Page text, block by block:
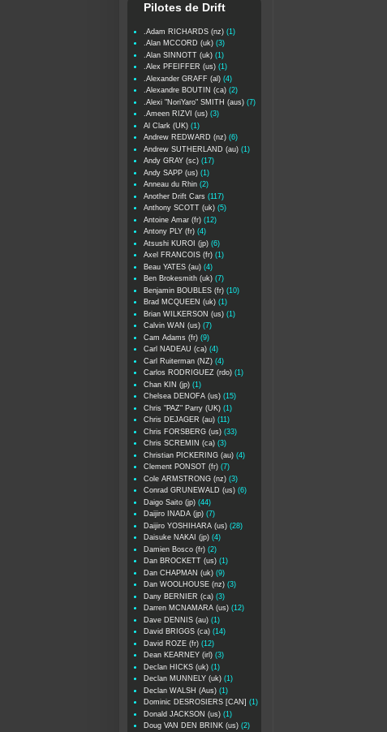
Pilotes de Drift
.Adam RICHARDS (nz) (1)
.Alan MCCORD (uk) (3)
.Alan SINNOTT (uk) (1)
.Alex PFEIFFER (us) (1)
.Alexander GRAFF (al) (4)
.Alexandre BOUTIN (ca) (2)
.Alexi "NoriYaro" SMITH (aus) (7)
.Ameen RIZVI (us) (3)
Al Clark (UK) (1)
Andrew REDWARD (nz) (6)
Andrew SUTHERLAND (au) (1)
Andy GRAY (sc) (17)
Andy SAPP (us) (1)
Anneau du Rhin (2)
Another Drift Cars (117)
Anthony SCOTT (uk) (5)
Antoine Amar (fr) (12)
Antony PLY (fr) (4)
Atsushi KUROI (jp) (6)
Axel FRANCOIS (fr) (1)
Beau YATES (au) (4)
Ben Brokesmith (uk) (7)
Benjamin BOUBLES (fr) (10)
Brad MCQUEEN (uk) (1)
Brian WILKERSON (us) (1)
Calvin WAN (us) (7)
Cam Adams (fr) (9)
Carl NADEAU (ca) (4)
Carl Ruiterman (NZ) (4)
Carlos RODRIGUEZ (rdo) (1)
Chan KIN (jp) (1)
Chelsea DENOFA (us) (15)
Chris "PAZ" Parry (UK) (1)
Chris DEJAGER (au) (11)
Chris FORSBERG (us) (33)
Chris SCREMIN (ca) (3)
Christian PICKERING (au) (4)
Clement PONSOT (fr) (7)
Cole ARMSTRONG (nz) (3)
Conrad GRUNEWALD (us) (6)
Daigo Saito (jp) (44)
Daijiro INADA (jp) (7)
Daijiro YOSHIHARA (us) (28)
Daisuke NAKAI (jp) (4)
Damien Bosco (fr) (2)
Dan BROCKETT (us) (1)
Dan CHAPMAN (uk) (9)
Dan WOOLHOUSE (nz) (3)
Dany BERNIER (ca) (3)
Darren MCNAMARA (us) (12)
Dave DENNIS (au) (1)
David BRIGGS (ca) (14)
David ROZE (fr) (12)
Dean KEARNEY (irl) (3)
Declan HICKS (uk) (1)
Declan MUNNELY (uk) (1)
Declan WALSH (Aus) (1)
Dominic DESROSIERS [CAN] (1)
Donald JACKSON (us) (1)
Doug VAN DEN BRINK (us) (2)